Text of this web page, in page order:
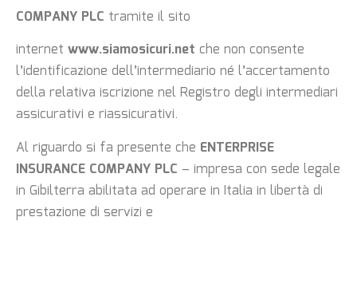
COMPANY PLC tramite il sito
internet www.siamosicuri.net che non consente
l’identificazione dell’intermediario né l’accertamento
della relativa iscrizione nel Registro degli intermediari
assicurativi e riassicurativi.
Al riguardo si fa presente che ENTERPRISE
INSURANCE COMPANY PLC – impresa con sede legale
in Gibilterra abilitata ad operare in Italia in libertà di
prestazione di servizi e